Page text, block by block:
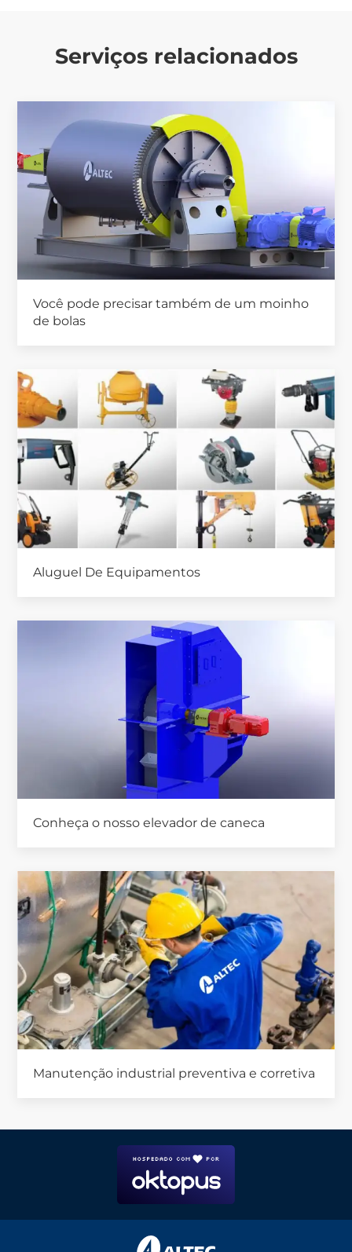
Serviços relacionados
Você pode precisar também de um moinho
de bolas
Aluguel De Equipamentos
Conheça o nosso elevador de caneca
Manutenção industrial preventiva e corretiva